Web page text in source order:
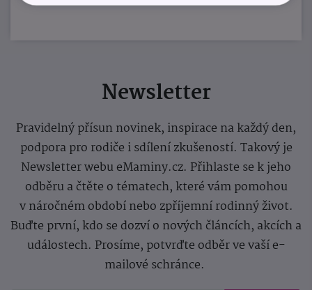
Newsletter
Pravidelný přísun novinek, inspirace na každý den,
podpora pro rodiče i sdílení zkušeností. Takový je
Newsletter webu eMaminy.cz. Přihlaste se k jeho
odběru a čtěte o tématech, které vám pomohou
v náročném období nebo zpříjemní rodinný život.
Buďte první, kdo se dozví o nových článcích, akcích a
událostech. Prosíme, potvrďte odběr ve vaší e-
mailové schránce.